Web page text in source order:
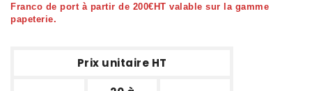
Franco de port à partir de 200€HT valable sur la gamme
papeterie.
Prix unitaire HT